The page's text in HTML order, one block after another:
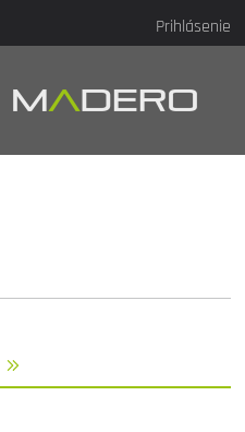
Prihlásenie